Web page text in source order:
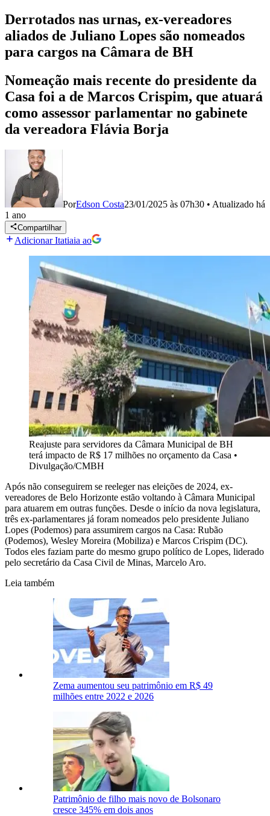
Derrotados nas urnas, ex-vereadores
aliados de Juliano Lopes são nomeados
para cargos na Câmara de BH
Nomeação mais recente do presidente da
Casa foi a de Marcos Crispim, que atuará
como assessor parlamentar no gabinete
da vereadora Flávia Borja
PorEdson Costa23/01/2025 às 07h30 • Atualizado há
1 ano
Compartilhar
Adicionar Itatiaia ao
Reajuste para servidores da Câmara Municipal de BH
terá impacto de R$ 17 milhões no orçamento da Casa •
Divulgação/CMBH
Após não conseguirem se reeleger nas eleições de 2024, ex-
vereadores de Belo Horizonte estão voltando à Câmara Municipal
para atuarem em outras funções. Desde o início da nova legislatura,
três ex-parlamentares já foram nomeados pelo presidente Juliano
Lopes (Podemos) para assumirem cargos na Casa: Rubão
(Podemos), Wesley Moreira (Mobiliza) e Marcos Crispim (DC).
Todos eles faziam parte do mesmo grupo político de Lopes, liderado
pelo secretário da Casa Civil de Minas, Marcelo Aro.
Leia também
Zema aumentou seu patrimônio em R$ 49
milhões entre 2022 e 2026
Patrimônio de filho mais novo de Bolsonaro
cresce 345% em dois anos